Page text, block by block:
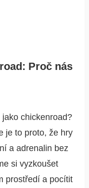
Proč nás
chickenroad?
je to proto, že hry
a adrenalin bez
si vyzkoušet
prostředí a pocítit